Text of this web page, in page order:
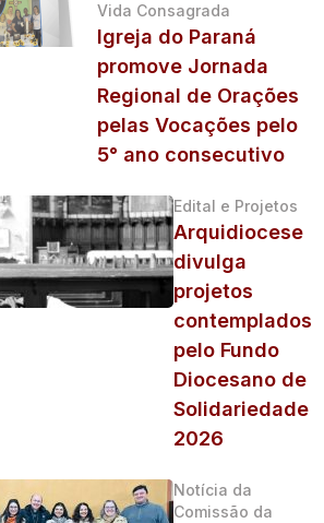
Vida Consagrada
Igreja do Paraná
promove Jornada
Regional de Orações
pelas Vocações pelo
5° ano consecutivo
Edital e Projetos
Arquidiocese
divulga
projetos
contemplados
pelo Fundo
Diocesano de
Solidariedade
2026
Notícia da
Comissão da